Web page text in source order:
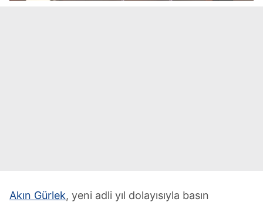
Akın Gürlek, yeni adli yıl dolayısıyla basın